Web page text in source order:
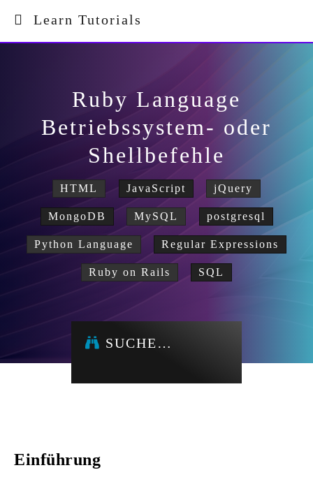
Learn Tutorials
Ruby Language
Betriebssystem- oder
Shellbefehle
HTML JavaScript jQuery
MongoDB MySQL postgresql
Python Language Regular Expressions
Ruby on Rails SQL
SUCHE…
Einführung